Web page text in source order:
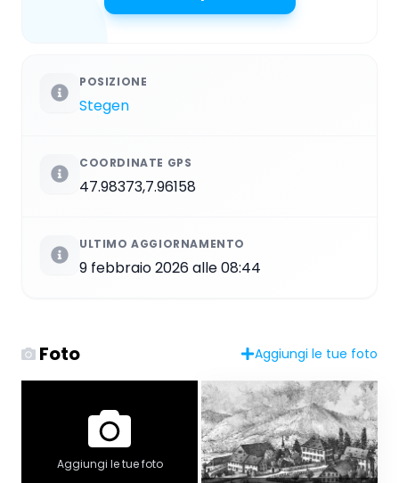
POSIZIONE
Stegen
COORDINATE GPS
47.98373,7.96158
ULTIMO AGGIORNAMENTO
9 febbraio 2026 alle 08:44
Foto Aggiungi le tue foto
Aggiungi le tue foto